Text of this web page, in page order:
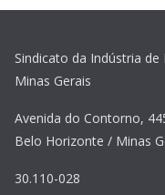
Sindicato da Indústria
Minas Gerais
Avenida do Contorno,
Belo Horizonte / Minas
30.110-028